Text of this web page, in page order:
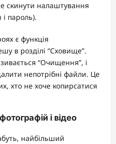
скинути налаштування
пароль).
є функція
в розділі “Сховище”.
“Очищення”, і
непотрібні файли. Це
хто не хоче копирсатися
і відео
найбільший